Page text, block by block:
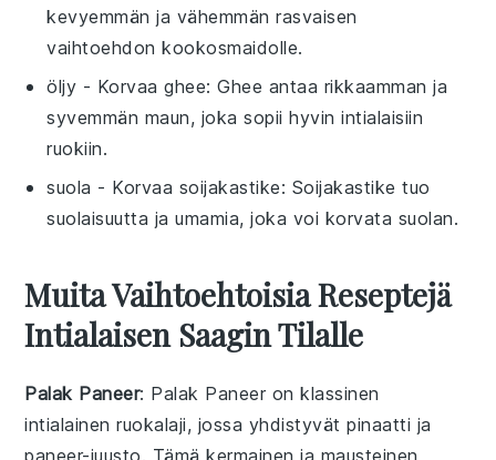
kevyemmän ja vähemmän rasvaisen
vaihtoehdon kookosmaidolle.
öljy - Korvaaghee: Ghee antaa rikkaamman ja
syvemmän maun, joka sopii hyvin intialaisiin
ruokiin.
suola - Korvaa soijakastike: Soijakastike tuo
suolaisuutta ja umamia, joka voi korvata suolan.
Muita Vaihtoehtoisia Reseptejä
Intialaisen Saagin Tilalle
Palak Paneer: Palak Paneer on klassinen
intialainen ruokalaji, jossa yhdistyvätpinaatti ja
paneer-juusto. Tämä kermainen ja mausteinen